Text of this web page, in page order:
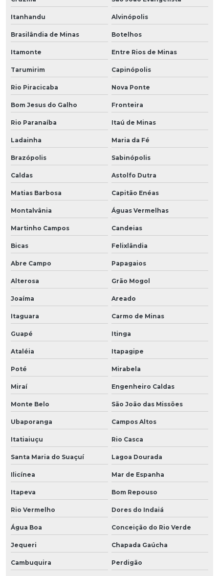
Itanhandu Alvinópolis
Brasilândia de Minas Botelhos
Itamonte Entre Rios de Minas
Tarumirim Capinópolis
Rio Piracicaba Nova Ponte
Bom Jesus do Galho Fronteira
Rio Paranaíba Itaú de Minas
Ladainha Maria da Fé
Brazópolis Sabinópolis
Caldas Astolfo Dutra
Matias Barbosa Capitão Enéas
Montalvânia Águas Vermelhas
Martinho Campos Candeias
Bicas Felixlândia
Abre Campo Papagaios
Alterosa Grão Mogol
Joaíma Areado
Itaguara Carmo de Minas
Guapé Itinga
Ataléia Itapagipe
Poté Mirabela
Miraí Engenheiro Caldas
Monte Belo São João das Missões
Ubaporanga Campos Altos
Itatiaiuçu Rio Casca
Santa Maria do Suaçuí Lagoa Dourada
Ilicínea Mar de Espanha
Itapeva Bom Repouso
Rio Vermelho Dores do Indaiá
Água Boa Conceição do Rio Verde
Jequeri Chapada Gaúcha
Cambuquira Perdigão